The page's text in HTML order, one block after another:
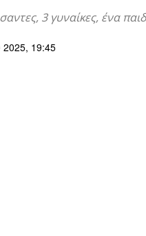
3 γυναίκες, ένα
19:45